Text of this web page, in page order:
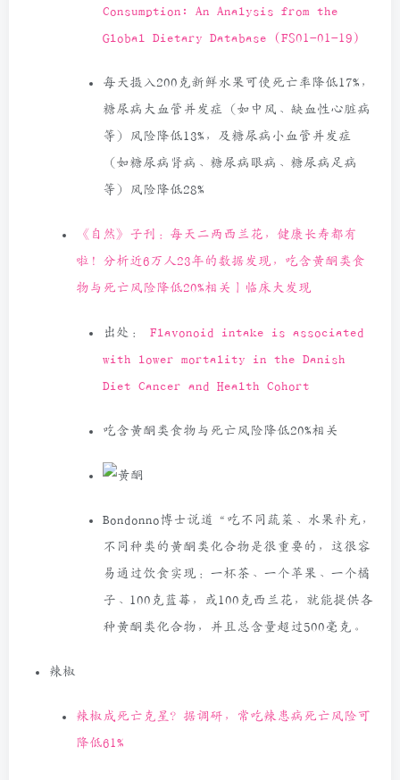
Consumption: An Analysis from the
Global Dietary Database (FS01-01-19)
每天摄入200克新鲜水果可使死亡率降低17%，
糖尿病大血管并发症（如中风、缺血性心脏病
等）风险降低13%，及糖尿病小血管并发症
（如糖尿病肾病、糖尿病眼病、糖尿病足病
等）风险降低28%
《自然》子刊：每天二两西兰花，健康长寿都有
啦！分析近6万人23年的数据发现，吃含黄酮类食
物与死亡风险降低20%相关丨临床大发现
出处： Flavonoid intake is associated
with lower mortality in the Danish
Diet Cancer and Health Cohort
吃含黄酮类食物与死亡风险降低20%相关
Bondonno博士说道“吃不同蔬菜、水果补充，
不同种类的黄酮类化合物是很重要的，这很容
易通过饮食实现：一杯茶、一个苹果、一个橘
子、100克蓝莓，或100克西兰花，就能提供各
种黄酮类化合物，并且总含量超过500毫克。
辣椒
辣椒成死亡克星？据调研，常吃辣患病死亡风险可
降低61%